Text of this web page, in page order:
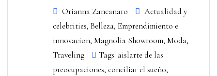
Orianna Zancanaro
Actualidad y
celebrities, Belleza, Emprendimiento e
innovacion, Magnolia Showroom, Moda,
Traveling
Tags: aislarte de las
preocupaciones, conciliar el sueño,